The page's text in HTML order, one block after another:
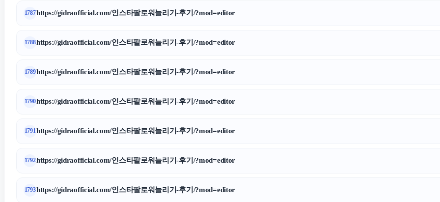
1787https://gidraofficial.com/인스타팔로워늘리기-후기/?mod=editor
1788https://gidraofficial.com/인스타팔로워늘리기-후기/?mod=editor
1789https://gidraofficial.com/인스타팔로워늘리기-후기/?mod=editor
1790https://gidraofficial.com/인스타팔로워늘리기-후기/?mod=editor
1791https://gidraofficial.com/인스타팔로워늘리기-후기/?mod=editor
1792https://gidraofficial.com/인스타팔로워늘리기-후기/?mod=editor
1793https://gidraofficial.com/인스타팔로워늘리기-후기/?mod=editor